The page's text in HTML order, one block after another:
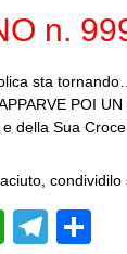
p
n.
sta
POI
e della Sua
condividilo
W
T